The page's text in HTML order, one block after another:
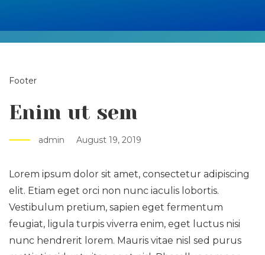
Footer
Enim ut sem
admin August 19, 2019
Lorem ipsum dolor sit amet, consectetur adipiscing
elit. Etiam eget orci non nunc iaculis lobortis.
Vestibulum pretium, sapien eget fermentum
feugiat, ligula turpis viverra enim, eget luctus nisi
nunc hendrerit lorem. Mauris vitae nisl sed purus